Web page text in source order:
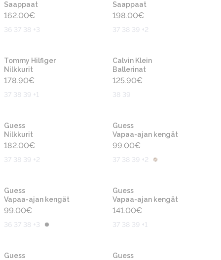
Saappaat
162.00€
36 37 38 +3
Saappaat
198.00€
37 38 39 +2
Tommy Hilfiger
Nilkkurit
178.90€
37 38 39 +1
Calvin Klein
Ballerinat
125.90€
38 39
Guess
Nilkkurit
182.00€
37 38 39 +2
Guess
Vapaa-ajan kengät
99.00€
37 38 39 +2
Guess
Vapaa-ajan kengät
99.00€
36 37 38 +3
Guess
Vapaa-ajan kengät
141.00€
37 38 39 +1
Guess
Guess